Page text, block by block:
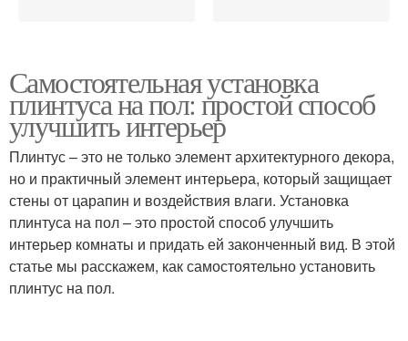
Самостоятельная установка
плинтуса на пол: простой способ
улучшить интерьер
Плинтус – это не только элемент архитектурного декора,
но и практичный элемент интерьера, который защищает
стены от царапин и воздействия влаги. Установка
плинтуса на пол – это простой способ улучшить
интерьер комнаты и придать ей законченный вид. В этой
статье мы расскажем, как самостоятельно установить
плинтус на пол.